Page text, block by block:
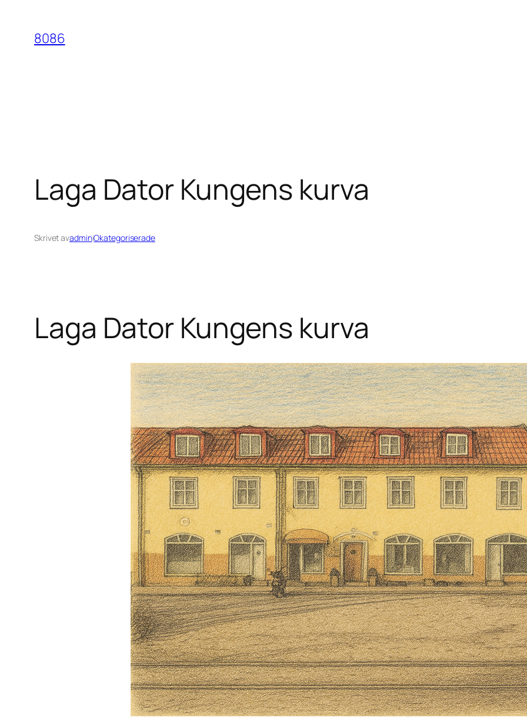
innehåll
8086
Laga Dator Kungens kurva
Skrivet avadminiOkategoriserade
Laga Dator Kungens kurva